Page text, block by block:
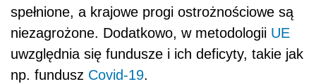
spełnione, a krajowe progi ostrożnościowe są
niezagrożone. Dodatkowo, w metodologii UE
uwzględnia się fundusze i ich deficyty, takie jak
np. fundusz Covid-19.